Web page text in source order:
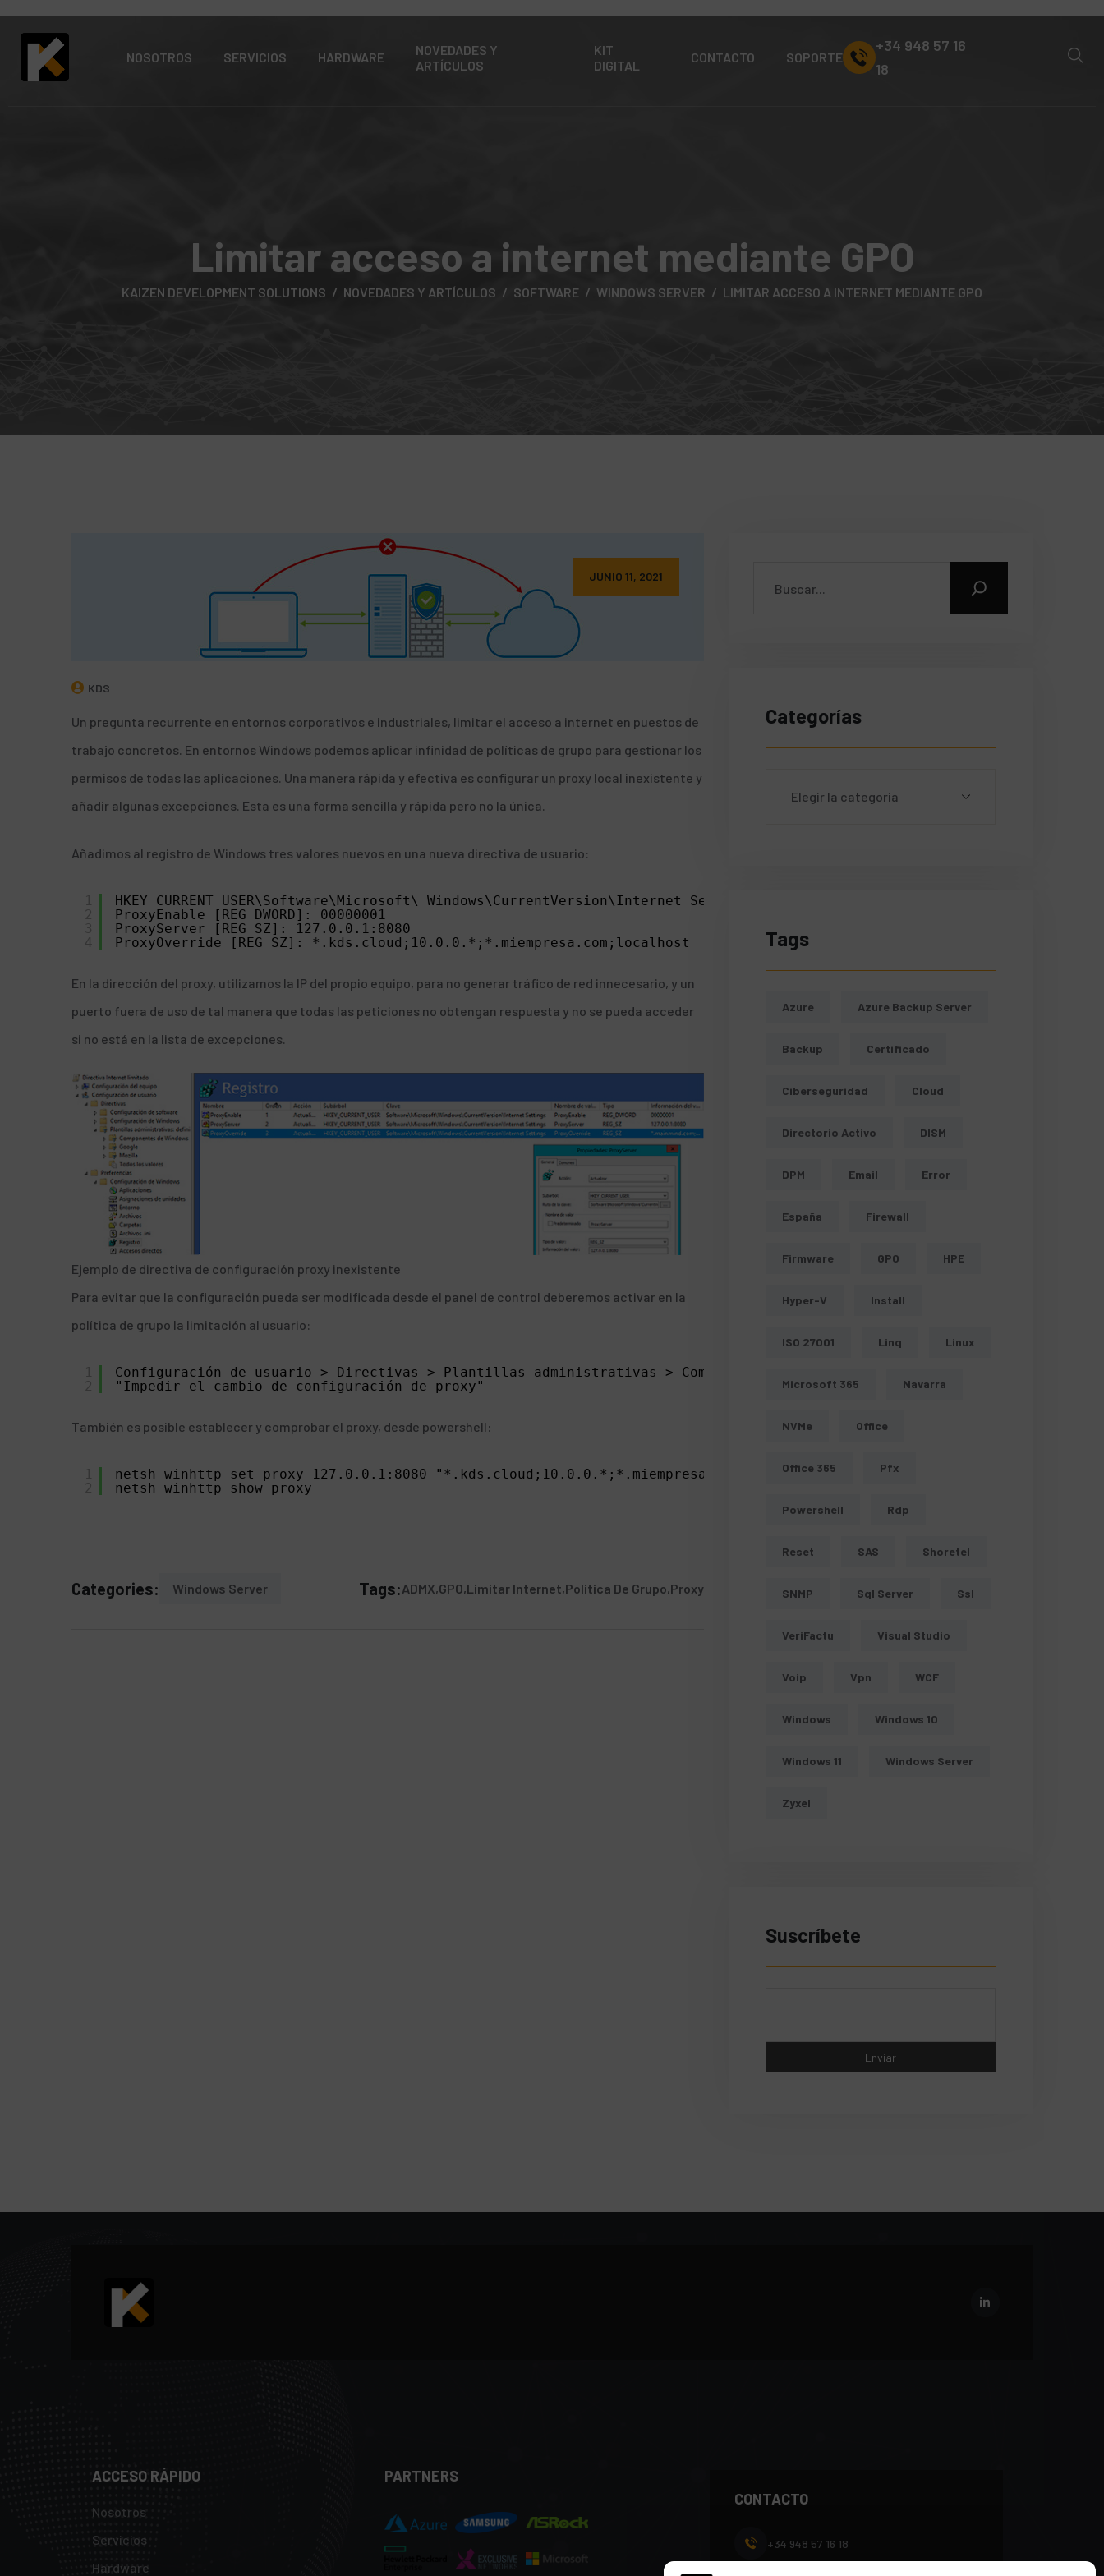
NOSOTROS SERVICIOS HARDWARE
NOVEDADES Y
ARTÍCULOS
KIT
DIGITAL
CONTACTO SOPORTE
+34 948 57 16
18
Limitar acceso a internet mediante GPO
KAIZEN DEVELOPMENT SOLUTIONS NOVEDADES Y ARTÍCULOS SOFTWARE WINDOWS SERVER LIMITAR ACCESO A INTERNET MEDIANTE GPO
JUNIO 11, 2021
KDS
Un pregunta recurrente en entornos corporativos e industriales, limitar el acceso a internet en puestos de
trabajo concretos. En entornos Windows podemos aplicar infinidad de políticas de grupo para gestionar los
permisos de todas las aplicaciones. Una manera rápida y efectiva es configurar un proxy local inexistente y
añadir algunas excepciones. Esta es una forma sencilla y rápida pero no la única.
Añadimos al registro de Windows tres valores nuevos en una nueva directiva de usuario:
1
2
3
4
HKEY_CURRENT_USER\Software\Microsoft\ Windows\CurrentVersion\Internet Settings
ProxyEnable [REG_DWORD]: 00000001
ProxyServer [REG_SZ]: 127.0.0.1:8080
ProxyOverride [REG_SZ]: *.kds.cloud;10.0.0.*;*.miempresa.com;localhost
En la dirección del proxy, utilizamos la IP del propio equipo, para no generar tráfico de red innecesario, y un
puerto fuera de uso de tal manera que todas las peticiones no obtengan respuesta y no se pueda acceder
si no está en la lista de excepciones.
Ejemplo de directiva de configuración proxy inexistente
Para evitar que la configuración pueda ser modificada desde el panel de control deberemos activar en la
política de grupo la limitación al usuario:
1
2
Configuración de usuario > Directivas > Plantillas administrativas > Componentes de Windows > Internet Explorer
"Impedir el cambio de configuración de proxy"
También es posible establecer y comprobar el proxy, desde powershell:
1
2
netsh winhttp set proxy 127.0.0.1:8080 "*.kds.cloud;10.0.0.*;*.miempresa.com;localhost"
netsh winhttp show proxy
Categories: Windows Server Tags:ADMX GPO Limitar Internet Politica De Grupo Proxy
Categorías
Tags
Azure Azure Backup Server
Backup Certificado
Ciberseguridad Cloud
Directorio Activo DISM
DPM Email Error
España Firewall
Firmware GPO HPE
Hyper-V Install
ISO 27001 Linq Linux
Microsoft 365 Navarra
NVMe Office
Office 365 Pfx
Powershell Rdp
Reset SAS Shoretel
SNMP Sql Server Ssl
VeriFactu Visual Studio
Voip Vpn WCF
Windows Windows 10
Windows 11 Windows Server
Zyxel
Suscríbete
ACCESO RÁPIDO
Nosotros
Servicios
Hardware
PARTNERS
CONTACTO
+34 948 57 16 18